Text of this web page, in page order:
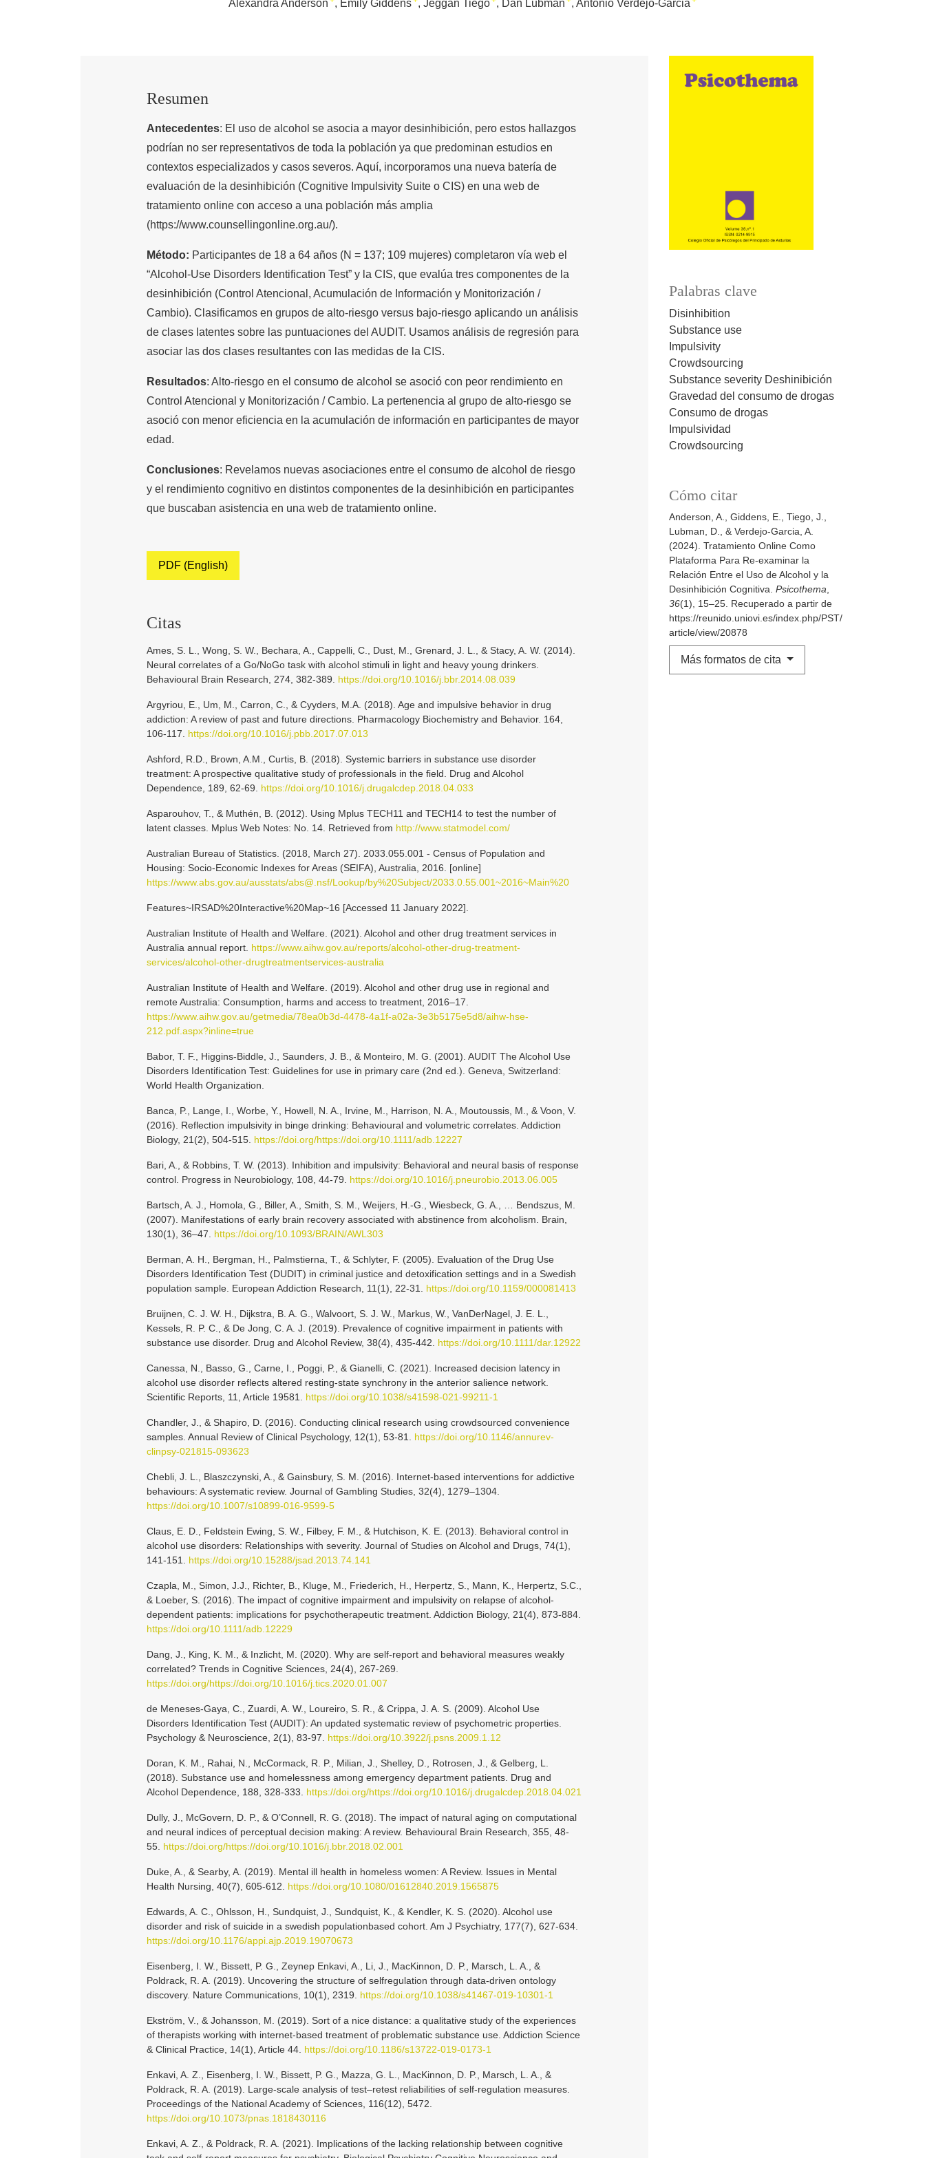
Alexandra Anderson Emily Giddens Jeggan Tiego Dan Lubman Antonio Verdejo-Garcia
Palabras clave
Disinhibition
Substance use
Impulsivity
Crowdsourcing
Substance severity Deshinibición
Gravedad del consumo de drogas
Consumo de drogas
Impulsividad
Crowdsourcing
Cómo citar
Anderson, A., Giddens, E., Tiego, J.,
Lubman, D., & Verdejo-Garcia, A.
(2024). Tratamiento Online Como
Plataforma Para Re-examinar la
Relación Entre el Uso de Alcohol y la
Desinhibición Cognitiva. Psicothema
36(1), 15–25. Recuperado a partir de
https://reunido.uniovi.es/index.php/PST/
article/view/20878
Más formatos de cita
Resumen
Antecedentes: El uso de alcohol se asocia a mayor desinhibición, pero estos hallazgos
podrían no ser representativos de toda la población ya que predominan estudios en
contextos especializados y casos severos. Aquí, incorporamos una nueva batería de
evaluación de la desinhibición (Cognitive Impulsivity Suite o CIS) en una web de
tratamiento online con acceso a una población más amplia
(https://www.counsellingonline.org.au/).
Método: Participantes de 18 a 64 años (N = 137; 109 mujeres) completaron vía web el
“Alcohol-Use Disorders Identification Test” y la CIS, que evalúa tres componentes de la
desinhibición (Control Atencional, Acumulación de Información y Monitorización /
Cambio). Clasificamos en grupos de alto-riesgo versus bajo-riesgo aplicando un análisis
de clases latentes sobre las puntuaciones del AUDIT. Usamos análisis de regresión para
asociar las dos clases resultantes con las medidas de la CIS.
Resultados: Alto-riesgo en el consumo de alcohol se asoció con peor rendimiento en
Control Atencional y Monitorización / Cambio. La pertenencia al grupo de alto-riesgo se
asoció con menor eficiencia en la acumulación de información en participantes de mayor
edad.
Conclusiones: Revelamos nuevas asociaciones entre el consumo de alcohol de riesgo
y el rendimiento cognitivo en distintos componentes de la desinhibición en participantes
que buscaban asistencia en una web de tratamiento online.
PDF (English)
Citas
Ames, S. L., Wong, S. W., Bechara, A., Cappelli, C., Dust, M., Grenard, J. L., & Stacy, A. W. (2014).
Neural correlates of a Go/NoGo task with alcohol stimuli in light and heavy young drinkers.
Behavioural Brain Research, 274, 382-389. https://doi.org/10.1016/j.bbr.2014.08.039
Argyriou, E., Um, M., Carron, C., & Cyyders, M.A. (2018). Age and impulsive behavior in drug
addiction: A review of past and future directions. Pharmacology Biochemistry and Behavior. 164,
106-117. https://doi.org/10.1016/j.pbb.2017.07.013
Ashford, R.D., Brown, A.M., Curtis, B. (2018). Systemic barriers in substance use disorder
treatment: A prospective qualitative study of professionals in the field. Drug and Alcohol
Dependence, 189, 62-69. https://doi.org/10.1016/j.drugalcdep.2018.04.033
Asparouhov, T., & Muthén, B. (2012). Using Mplus TECH11 and TECH14 to test the number of
latent classes. Mplus Web Notes: No. 14. Retrieved from http://www.statmodel.com/
Australian Bureau of Statistics. (2018, March 27). 2033.055.001 - Census of Population and
Housing: Socio-Economic Indexes for Areas (SEIFA), Australia, 2016. [online]
https://www.abs.gov.au/ausstats/abs@.nsf/Lookup/by%20Subject/2033.0.55.001~2016~Main%20
Features~IRSAD%20Interactive%20Map~16 [Accessed 11 January 2022].
Australian Institute of Health and Welfare. (2021). Alcohol and other drug treatment services in
Australia annual report. https://www.aihw.gov.au/reports/alcohol-other-drug-treatment-
services/alcohol-other-drugtreatmentservices-australia
Australian Institute of Health and Welfare. (2019). Alcohol and other drug use in regional and
remote Australia: Consumption, harms and access to treatment, 2016–17.
https://www.aihw.gov.au/getmedia/78ea0b3d-4478-4a1f-a02a-3e3b5175e5d8/aihw-hse-
212.pdf.aspx?inline=true
Babor, T. F., Higgins-Biddle, J., Saunders, J. B., & Monteiro, M. G. (2001). AUDIT The Alcohol Use
Disorders Identification Test: Guidelines for use in primary care (2nd ed.). Geneva, Switzerland:
World Health Organization.
Banca, P., Lange, I., Worbe, Y., Howell, N. A., Irvine, M., Harrison, N. A., Moutoussis, M., & Voon, V.
(2016). Reflection impulsivity in binge drinking: Behavioural and volumetric correlates. Addiction
Biology, 21(2), 504-515. https://doi.org/https://doi.org/10.1111/adb.12227
Bari, A., & Robbins, T. W. (2013). Inhibition and impulsivity: Behavioral and neural basis of response
control. Progress in Neurobiology, 108, 44-79. https://doi.org/10.1016/j.pneurobio.2013.06.005
Bartsch, A. J., Homola, G., Biller, A., Smith, S. M., Weijers, H.-G., Wiesbeck, G. A., … Bendszus, M.
(2007). Manifestations of early brain recovery associated with abstinence from alcoholism. Brain,
130(1), 36–47. https://doi.org/10.1093/BRAIN/AWL303
Berman, A. H., Bergman, H., Palmstierna, T., & Schlyter, F. (2005). Evaluation of the Drug Use
Disorders Identification Test (DUDIT) in criminal justice and detoxification settings and in a Swedish
population sample. European Addiction Research, 11(1), 22-31. https://doi.org/10.1159/000081413
Bruijnen, C. J. W. H., Dijkstra, B. A. G., Walvoort, S. J. W., Markus, W., VanDerNagel, J. E. L.,
Kessels, R. P. C., & De Jong, C. A. J. (2019). Prevalence of cognitive impairment in patients with
substance use disorder. Drug and Alcohol Review, 38(4), 435-442. https://doi.org/10.1111/dar.12922
Canessa, N., Basso, G., Carne, I., Poggi, P., & Gianelli, C. (2021). Increased decision latency in
alcohol use disorder reflects altered resting-state synchrony in the anterior salience network.
Scientific Reports, 11, Article 19581. https://doi.org/10.1038/s41598-021-99211-1
Chandler, J., & Shapiro, D. (2016). Conducting clinical research using crowdsourced convenience
samples. Annual Review of Clinical Psychology, 12(1), 53-81. https://doi.org/10.1146/annurev-
clinpsy-021815-093623
Chebli, J. L., Blaszczynski, A., & Gainsbury, S. M. (2016). Internet-based interventions for addictive
behaviours: A systematic review. Journal of Gambling Studies, 32(4), 1279–1304.
https://doi.org/10.1007/s10899-016-9599-5
Claus, E. D., Feldstein Ewing, S. W., Filbey, F. M., & Hutchison, K. E. (2013). Behavioral control in
alcohol use disorders: Relationships with severity. Journal of Studies on Alcohol and Drugs, 74(1),
141-151. https://doi.org/10.15288/jsad.2013.74.141
Czapla, M., Simon, J.J., Richter, B., Kluge, M., Friederich, H., Herpertz, S., Mann, K., Herpertz, S.C.,
& Loeber, S. (2016). The impact of cognitive impairment and impulsivity on relapse of alcohol-
dependent patients: implications for psychotherapeutic treatment. Addiction Biology, 21(4), 873-884.
https://doi.org/10.1111/adb.12229
Dang, J., King, K. M., & Inzlicht, M. (2020). Why are self-report and behavioral measures weakly
correlated? Trends in Cognitive Sciences, 24(4), 267-269.
https://doi.org/https://doi.org/10.1016/j.tics.2020.01.007
de Meneses-Gaya, C., Zuardi, A. W., Loureiro, S. R., & Crippa, J. A. S. (2009). Alcohol Use
Disorders Identification Test (AUDIT): An updated systematic review of psychometric properties.
Psychology & Neuroscience, 2(1), 83-97. https://doi.org/10.3922/j.psns.2009.1.12
Doran, K. M., Rahai, N., McCormack, R. P., Milian, J., Shelley, D., Rotrosen, J., & Gelberg, L.
(2018). Substance use and homelessness among emergency department patients. Drug and
Alcohol Dependence, 188, 328-333. https://doi.org/https://doi.org/10.1016/j.drugalcdep.2018.04.021
Dully, J., McGovern, D. P., & O’Connell, R. G. (2018). The impact of natural aging on computational
and neural indices of perceptual decision making: A review. Behavioural Brain Research, 355, 48-
55. https://doi.org/https://doi.org/10.1016/j.bbr.2018.02.001
Duke, A., & Searby, A. (2019). Mental ill health in homeless women: A Review. Issues in Mental
Health Nursing, 40(7), 605-612. https://doi.org/10.1080/01612840.2019.1565875
Edwards, A. C., Ohlsson, H., Sundquist, J., Sundquist, K., & Kendler, K. S. (2020). Alcohol use
disorder and risk of suicide in a swedish populationbased cohort. Am J Psychiatry, 177(7), 627-634.
https://doi.org/10.1176/appi.ajp.2019.19070673
Eisenberg, I. W., Bissett, P. G., Zeynep Enkavi, A., Li, J., MacKinnon, D. P., Marsch, L. A., &
Poldrack, R. A. (2019). Uncovering the structure of selfregulation through data-driven ontology
discovery. Nature Communications, 10(1), 2319. https://doi.org/10.1038/s41467-019-10301-1
Ekström, V., & Johansson, M. (2019). Sort of a nice distance: a qualitative study of the experiences
of therapists working with internet-based treatment of problematic substance use. Addiction Science
& Clinical Practice, 14(1), Article 44. https://doi.org/10.1186/s13722-019-0173-1
Enkavi, A. Z., Eisenberg, I. W., Bissett, P. G., Mazza, G. L., MacKinnon, D. P., Marsch, L. A., &
Poldrack, R. A. (2019). Large-scale analysis of test–retest reliabilities of self-regulation measures.
Proceedings of the National Academy of Sciences, 116(12), 5472.
https://doi.org/10.1073/pnas.1818430116
Enkavi, A. Z., & Poldrack, R. A. (2021). Implications of the lacking relationship between cognitive